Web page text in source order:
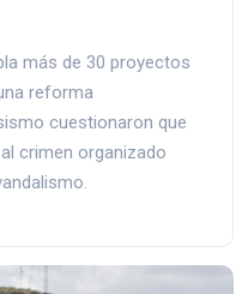
más de 30 proyectos
reforma
cuestionaron que
crimen organizado